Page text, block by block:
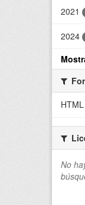
2021
2024
HTML
No